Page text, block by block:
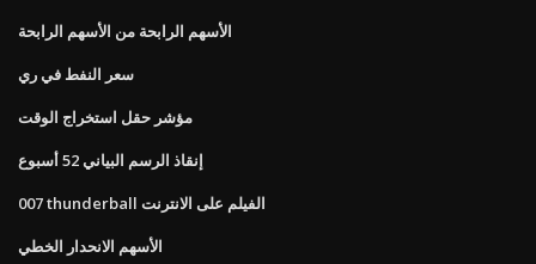
الأسهم الرابحة من الأسهم الرابحة
سعر النفط في ري
مؤشر حقل استخراج الوقت
إنقاذ الرسم البياني 52 أسبوع
007 thunderball الفيلم على الانترنت
الأسهم الانحدار الخطي